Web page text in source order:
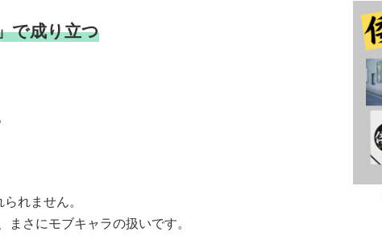
で成り立つ
れません。
さにモブキャラの扱いです。